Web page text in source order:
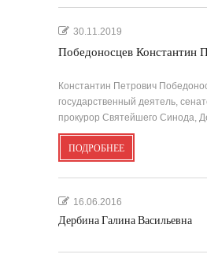
30.11.2019
Победоносцев Константин
Константин Петрович
государственный деятель,
прокурор Святейшего Синода,
ПОДРОБНЕЕ
16.06.2016
Дербина Галина Васильевна